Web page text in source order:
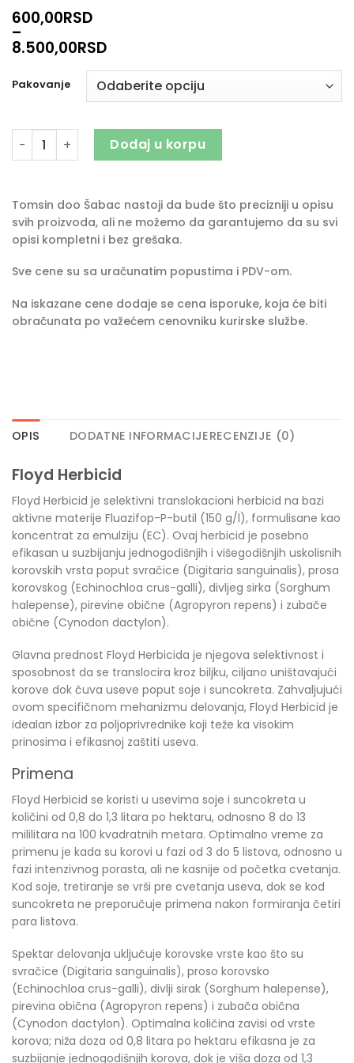
600,00RSD
–
8.500,00RSD
Pakovanje
FLOYD Herbicid količinaDodaj u korpu
Tomsin doo Šabac nastoji da bude što precizniji u opisu
svih proizvoda, ali ne možemo da garantujemo da su svi
opisi kompletni i bez grešaka.
Sve cene su sa uračunatim popustima i PDV-om.
Na iskazane cene dodaje se cena isporuke, koja će biti
obračunata po važećem cenovniku kurirske službe.
OPIS DODATNE INFORMACIJERECENZIJE (0)
Floyd Herbicid
Floyd Herbicid je selektivni translokacioni herbicid na bazi
aktivne materije Fluazifop-P-butil (150 g/l), formulisane kao
koncentrat za emulziju (EC). Ovaj herbicid je posebno
efikasan u suzbijanju jednogodišnjih i višegodišnjih uskolisnih
korovskih vrsta poput svračice (Digitaria sanguinalis), prosa
korovskog (Echinochloa crus-galli), divljeg sirka (Sorghum
halepense), pirevine obične (Agropyron repens) i zubače
obične (Cynodon dactylon).
Glavna prednost Floyd Herbicida je njegova selektivnost i
sposobnost da se translocira kroz biljku, ciljano uništavajući
korove dok čuva useve poput soje i suncokreta. Zahvaljujući
ovom specifičnom mehanizmu delovanja, Floyd Herbicid je
idealan izbor za poljoprivrednike koji teže ka visokim
prinosima i efikasnoj zaštiti useva.
Primena
Floyd Herbicid se koristi u usevima soje i suncokreta u
količini od 0,8 do 1,3 litara po hektaru, odnosno 8 do 13
mililitara na 100 kvadratnih metara. Optimalno vreme za
primenu je kada su korovi u fazi od 3 do 5 listova, odnosno u
fazi intenzivnog porasta, ali ne kasnije od početka cvetanja.
Kod soje, tretiranje se vrši pre cvetanja useva, dok se kod
suncokreta ne preporučuje primena nakon formiranja četiri
para listova.
Spektar delovanja uključuje korovske vrste kao što su
svračice (Digitaria sanguinalis), proso korovsko
(Echinochloa crus-galli), divlji sirak (Sorghum halepense),
pirevina obična (Agropyron repens) i zubača obična
(Cynodon dactylon). Optimalna količina zavisi od vrste
korova; niža doza od 0,8 litara po hektaru efikasna je za
suzbijanje jednogodišnjih korova, dok je viša doza od 1,3